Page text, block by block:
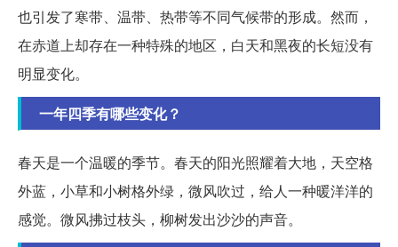
也引发了寒带、温带、热带等不同气候带的形成。然而，
在赤道上却存在一种特殊的地区，白天和黑夜的长短没有
明显变化。
一年四季有哪些变化？
春天是一个温暖的季节。春天的阳光照耀着大地，天空格
外蓝，小草和小树格外绿，微风吹过，给人一种暖洋洋的
感觉。微风拂过枝头，柳树发出沙沙的声音。